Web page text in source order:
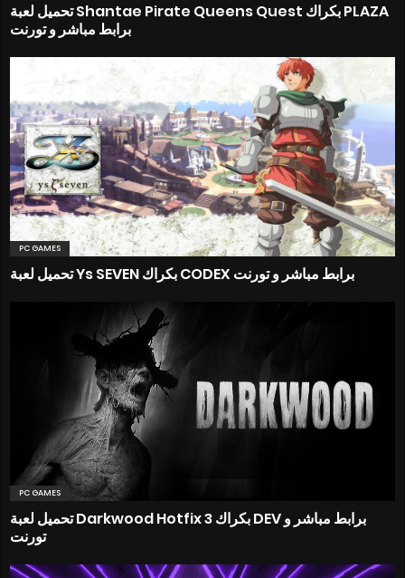
تحميل لعبة Shantae Pirate Queens Quest بكراك PLAZA
برابط مباشر و تورنت
PC GAMES
تحميل لعبة Ys SEVEN بكراك CODEX برابط مباشر و تورنت
PC GAMES
تحميل لعبة Darkwood Hotfix 3 بكراك DEV برابط مباشر و
تورنت